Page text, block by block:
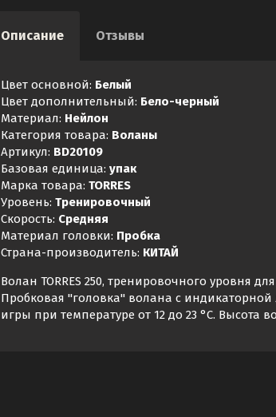
Описание Отзывы
Цвет основной: Белый
Цвет дополнительный: Бело-черный
Материал: Нейлон
Категория товара: Воланы
Артикул: BD20109
Базовая единица: упак
Марка товара: TORRES
Уровень: Тренировочный
Скорость: Средняя
Материал головки: Пробка
Страна-производитель: КИТАЙ
Волан TORRES 250, тренировочного уровня
Пробковая "головка" волана с индикаторной
игры при температуре от 12 до 23 °С. Высота